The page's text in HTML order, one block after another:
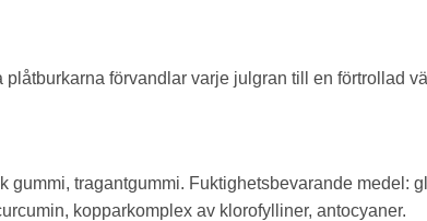
förvandlar varje julgran till en förtrollad
gummi, tragantgummi. Fuktighetsbevarande medel:
kopparkomplex av klorofylliner, antocyaner.